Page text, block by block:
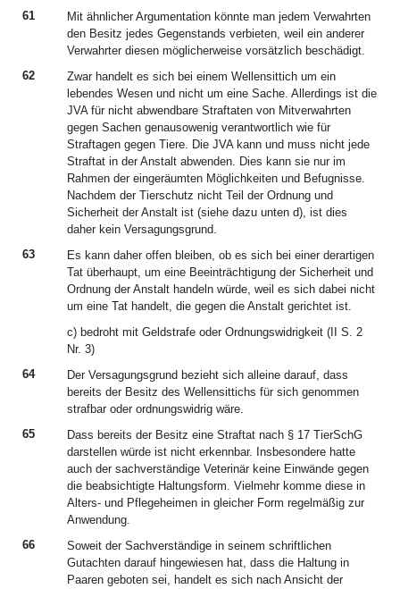
61
Mit ähnlicher Argumentation könnte man jedem Verwahrten
den Besitz jedes Gegenstands verbieten, weil ein anderer
Verwahrter diesen möglicherweise vorsätzlich beschädigt.
62
Zwar handelt es sich bei einem Wellensittich um ein
lebendes Wesen und nicht um eine Sache. Allerdings ist die
JVA für nicht abwendbare Straftaten von Mitverwahrten
gegen Sachen genausowenig verantwortlich wie für
Straftagen gegen Tiere. Die JVA kann und muss nicht jede
Straftat in der Anstalt abwenden. Dies kann sie nur im
Rahmen der eingeräumten Möglichkeiten und Befugnisse.
Nachdem der Tierschutz nicht Teil der Ordnung und
Sicherheit der Anstalt ist (siehe dazu unten d), ist dies
daher kein Versagungsgrund.
63
Es kann daher offen bleiben, ob es sich bei einer derartigen
Tat überhaupt, um eine Beeinträchtigung der Sicherheit und
Ordnung der Anstalt handeln würde, weil es sich dabei nicht
um eine Tat handelt, die gegen die Anstalt gerichtet ist.
c) bedroht mit Geldstrafe oder Ordnungswidrigkeit (II S. 2
Nr. 3)
64
Der Versagungsgrund bezieht sich alleine darauf, dass
bereits der Besitz des Wellensittichs für sich genommen
strafbar oder ordnungswidrig wäre.
65
Dass bereits der Besitz eine Straftat nach § 17 TierSchG
darstellen würde ist nicht erkennbar. Insbesondere hatte
auch der sachverständige Veterinär keine Einwände gegen
die beabsichtigte Haltungsform. Vielmehr komme diese in
Alters- und Pflegeheimen in gleicher Form regelmäßig zur
Anwendung.
66
Soweit der Sachverständige in seinem schriftlichen
Gutachten darauf hingewiesen hat, dass die Haltung in
Paaren geboten sei, handelt es sich nach Ansicht der